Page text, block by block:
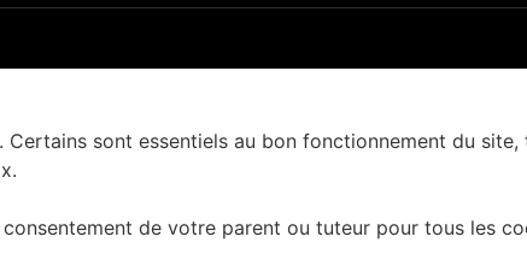
sont essentiels au bon fonctionnement du
de votre parent ou tuteur pour tous les